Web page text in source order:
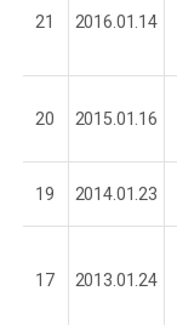
21 2016.01.14
20 2015.01.16
19 2014.01.23
17 2013.01.24